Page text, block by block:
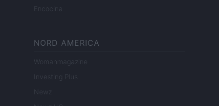
Encocina
NORD AMERICA
Womanmagazine
Investing Plus
Newz